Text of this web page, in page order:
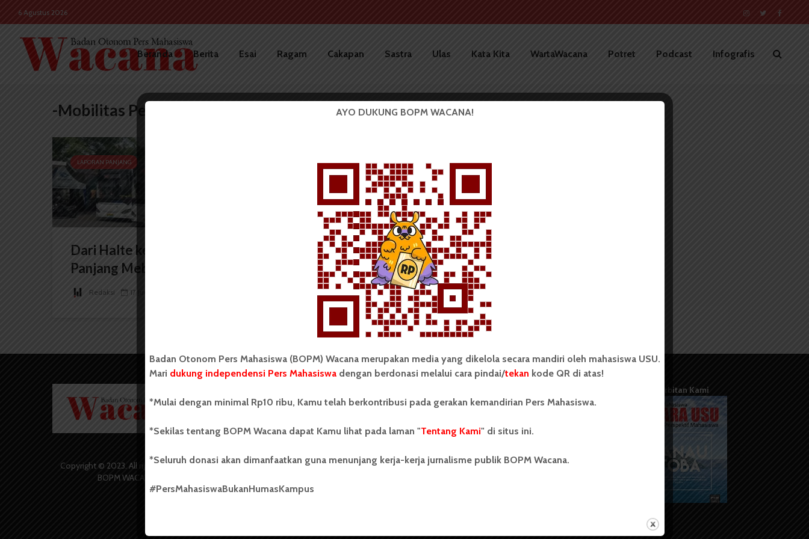
6 Agustus 2026
Beranda Berita Esai Ragam Cakapan Sastra Ulas Kata Kita WartaWacana Potret Podcast Infografis
-Mobilitas Perkotaan
LAPORAN PANJANG
Dari Halte ke Harapan: Jalan
Panjang Mebidang Menuju...
Redaksi 17 Juni 2026
Copyright © 2023. All rights reserved
BOPM WACANA.
Wacana merupakan pers mahasiswa
secara mandiri oleh mahasiswa
Universitas Sumatera Utara (USU).
salah satu Unit Kegiatan Mahasiswa
dengan nama Pers Mahasiswa SUARA
USU yang berdiri pada 1 Juli 1995.
Info Iklan
Pedoman Media Siber
Terbitan Kami
AYO DUKUNG BOPM WACANA!
Badan Otonom Pers Mahasiswa (BOPM) Wacana merupakan media yang dikelola secara mandiri oleh mahasiswa USU.
Mari dukung independensi Pers Mahasiswadengan berdonasi melalui cara pindai/tekan kode QR di atas!
*Mulai dengan minimal Rp10 ribu, Kamu telah berkontribusi pada gerakan kemandirian Pers Mahasiswa.
*Sekilas tentang BOPM Wacana dapat Kamu lihat pada laman "Tentang Kami" di situs ini.
*Seluruh donasi akan dimanfaatkan guna menunjang kerja-kerja jurnalisme publik BOPM Wacana.
#PersMahasiswaBukanHumasKampus